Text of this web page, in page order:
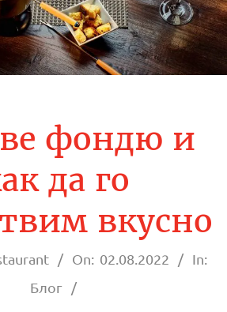
фондю и
да го
вкусно
On: 02.08.2022
In:
Блог